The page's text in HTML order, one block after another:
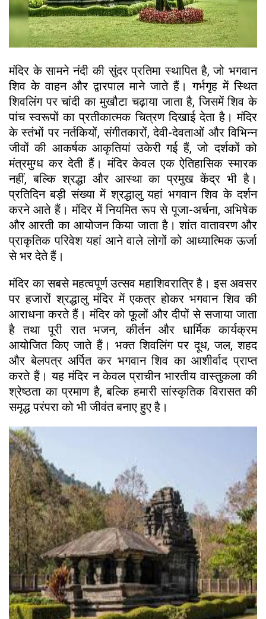
मंदिर के सामने नंदी की सुंदर प्रतिमा स्थापित है, जो भगवान
शिव के वाहन और द्वारपाल माने जाते हैं। गर्भगृह में स्थित
शिवलिंग पर चांदी का मुखौटा चढ़ाया जाता है, जिसमें शिव के
पांच स्वरूपों का प्रतीकात्मक चित्रण दिखाई देता है। मंदिर
के स्तंभों पर नर्तकियों, संगीतकारों, देवी-देवताओं और विभिन्न
जीवों की आकर्षक आकृतियां उकेरी गई हैं, जो दर्शकों को
मंत्रमुग्ध कर देती हैं। मंदिर केवल एक ऐतिहासिक स्मारक
नहीं, बल्कि श्रद्धा और आस्था का प्रमुख केंद्र भी है।
प्रतिदिन बड़ी संख्या में श्रद्धालु यहां भगवान शिव के दर्शन
करने आते हैं। मंदिर में नियमित रूप से पूजा-अर्चना, अभिषेक
और आरती का आयोजन किया जाता है। शांत वातावरण और
प्राकृतिक परिवेश यहां आने वाले लोगों को आध्यात्मिक ऊर्जा
से भर देते हैं।
मंदिर का सबसे महत्वपूर्ण उत्सव महाशिवरात्रि है। इस अवसर
पर हजारों श्रद्धालु मंदिर में एकत्र होकर भगवान शिव की
आराधना करते हैं। मंदिर को फूलों और दीपों से सजाया जाता
है तथा पूरी रात भजन, कीर्तन और धार्मिक कार्यक्रम
आयोजित किए जाते हैं। भक्त शिवलिंग पर दूध, जल, शहद
और बेलपत्र अर्पित कर भगवान शिव का आशीर्वाद प्राप्त
करते हैं। यह मंदिर न केवल प्राचीन भारतीय वास्तुकला की
श्रेष्ठता का प्रमाण है, बल्कि हमारी सांस्कृतिक विरासत की
समृद्ध परंपरा को भी जीवंत बनाए हुए है।